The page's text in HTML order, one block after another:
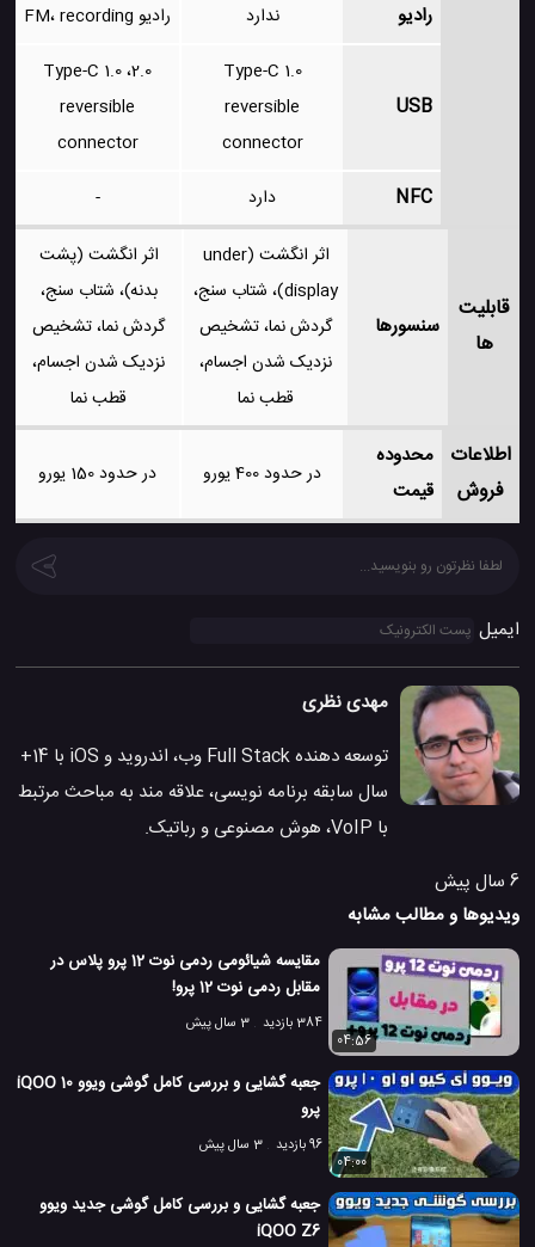
رادیو ندارد رادیو FM، recording
USB
Type-C 1.0
reversible
connector
2.0، Type-C 1.0
reversible
connector
NFC دارد -
قابلیت
ها
سنسورها
اثر انگشت (under
display)، شتاب سنج،
گردش نما، تشخیص
نزدیک شدن اجسام،
قطب نما
اثر انگشت (پشت
بدنه)، شتاب سنج،
گردش نما، تشخیص
نزدیک شدن اجسام،
قطب نما
اطلاعات
فروش
محدوده
قیمت
در حدود 400 یورو در حدود 150 یورو
ایمیل
مهدی نظری
توسعه دهنده Full Stack وب، اندروید و iOS با 14+
سال سابقه برنامه نویسی، علاقه مند به مباحث مرتبط
با VoIP، هوش مصنوعی و رباتیک.
6 سال پیش
ویدیوها و مطالب مشابه
مقایسه شیائومی ردمی نوت 12 پرو پلاس در
مقابل ردمی نوت 12 پرو!
384 بازدید
3 سال پیش
04:56
جعبه گشایی و بررسی کامل گوشی ویوو iQOO 10
پرو
96 بازدید
3 سال پیش
04:00
جعبه گشایی و بررسی کامل گوشی جدید ویوو
iQOO Z6